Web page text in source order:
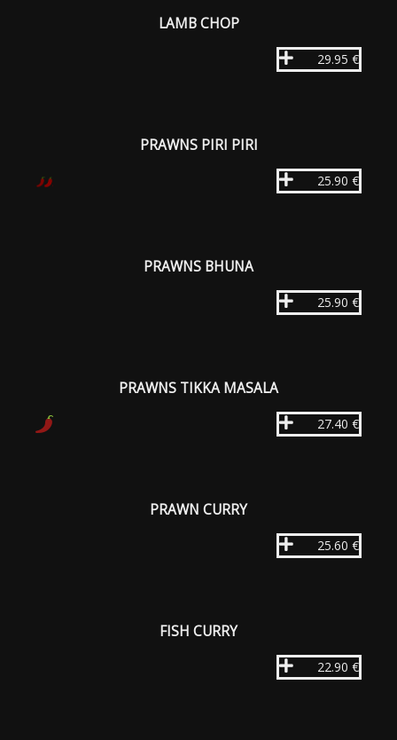
LAMB CHOP
29.95 €
PRAWNS PIRI PIRI
25.90 €
PRAWNS BHUNA
25.90 €
PRAWNS TIKKA MASALA
27.40 €
PRAWN CURRY
25.60 €
FISH CURRY
22.90 €